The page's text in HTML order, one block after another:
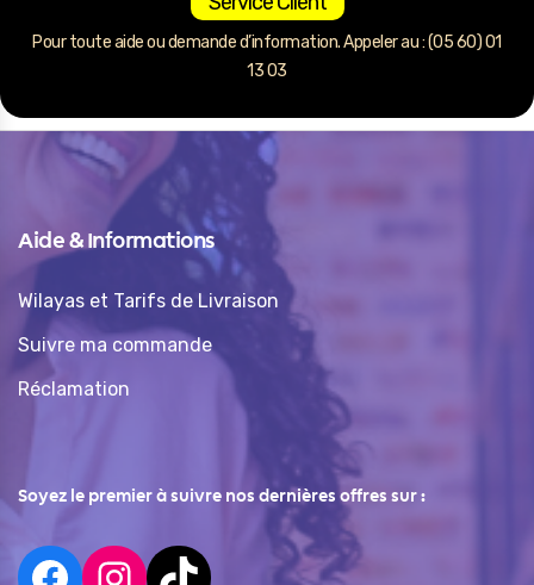
Pour toute aide ou demande d’information. Appeler au : (05 60) 01
13 03
Aide & Informations
Wilayas et Tarifs de Livraison
Suivre ma commande
Réclamation
Soyez le premier à suivre nos dernières offres sur :